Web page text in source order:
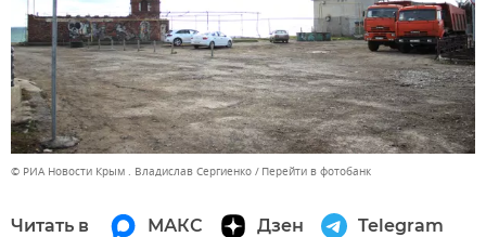
© РИА Новости Крым . Владислав Сергиенко Перейти в фотобанк
Читать в МАКС Дзен Telegram